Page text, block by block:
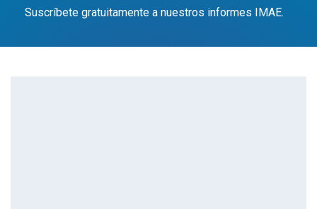
Suscríbete gratuitamente a nuestros informes IMAE.